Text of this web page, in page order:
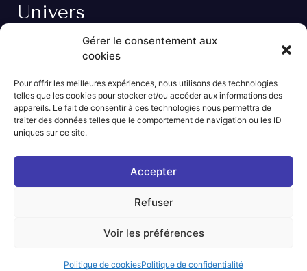
Gérer le consentement aux
cookies
Pour offrir les meilleures expériences, nous utilisons des technologies
telles que les cookies pour stocker et/ou accéder aux informations des
appareils. Le fait de consentir à ces technologies nous permettra de
traiter des données telles que le comportement de navigation ou les ID
uniques sur ce site.
Accepter
Refuser
Voir les préférences
Politique de cookiesPolitique de confidentialité
Univers